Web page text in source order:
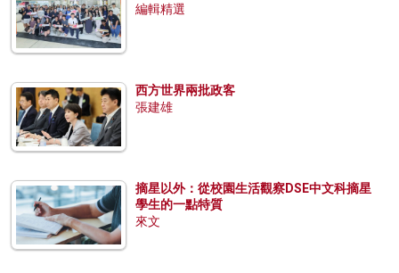
編輯精選
西方世界兩批政客
張建雄
摘星以外：從校園生活觀察DSE中文科摘星
學生的一點特質
來文